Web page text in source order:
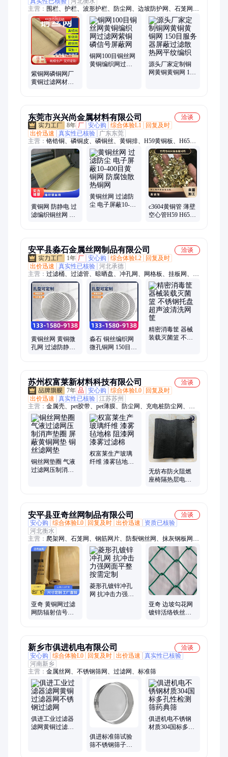
主营： 围栏、护栏、波形护栏、防尘网、边坡防护网、石笼网、
隔离网、声屏障、钢格板、市政护栏
紫铜网磷铜网厂
黄铜过滤网材料1
铜网100目铜丝网
黄铜编织网过滤
源头厂家定制铜
网黄铜黄铜网 150
东莞市兴兴尚金属材料有限公司
洽谈
8年 厂 安心购 综合体验L1
回复及时
出价迅速
真实性已核验
广东东莞
主营： 铬锆铜、磷铜皮、磷铜丝、黄铜排、H59黄铜板、H65黄
铜带、H65黄铜管、铍铜箔、紫铜带、铜合金材料、铝合金材
料、304不锈钢带、C1100紫铜板、铝青铜板、C18150铬锆铜
板、C5210磷铜板、锡青铜板、TA1纯钛板、T2紫铜板、洋白铜
带、301不锈钢板、316不锈钢带、无氧铜管、304不锈钢管、
1100纯铝带
黄铜网 防静电 过
滤编织铜丝网 超
黄铜丝网 过滤防
尘 电子屏蔽10-
c3604黄铜管 薄壁
空心管H59 H65毛
安平县淼石金属丝网制品有限公司
洽谈
1年 厂 安心购 综合体验L2
回复及时
出价迅速
真实性已核验 河北承德
主营： 过滤桶、过滤管、晾晒盘、冲孔网、网格板、挂板网、爬
架网、打孔网、方盘网、粉碎机、钢踏板、微波炉、穿孔板、筛
孔板、冲压板、防护罩、脚踏板、镂空板、防盗窗、滤水板、冲
孔板、天沟板、板定制、幕墙板、滤水管
黄铜丝网 黄铜微
孔网 过滤防静电
淼石 铜丝编织网
微孔铜网 150目黄
精密消毒筐 器械
装载灭菌篮 不锈
苏州权富莱新材料科技有限公司
洽谈
7年 品 安心购 综合体验L0
回复及时
出价迅速
真实性已核验 江苏苏州
主营： 金属壳、pet胶带、pet薄膜、防尘网、充电桩防尘网、机
柜防尘网、除尘器、无声撕、双面胶、高温胶带、碳筒、过滤
器、包装材料、自粘带、撕膜胶带、防静电胶带、板式过滤器、
V型活性炭过滤器
铜丝网垫圈 气液
过滤网压制消声
权富莱生产玻璃
纤维 漆雾毡地棉
无纺布防火阻燃
座椅隔热层电焊
安平县亚奇丝网制品有限公司
洽谈
安心购
综合体验L0 回复及时 出价迅速
资质已核验
河北衡水
主营： 爬架网、石笼网、钢筋网片、防裂钢丝网、抹灰钢板网、
重型钢板网、镀锌电焊网、地坪钢丝网片、工程钢丝网片、基坑
护栏网、钢笆片
亚奇 黄铜网过滤
网防辐射信号屏
菱形孔镀锌冲孔
网 抗冲击力强网
亚奇 边坡勾花网
镀锌活络铁丝网
新乡市俱进机电有限公司
洽谈
安心购
综合体验L0 回复及时 出价迅速
真实性已核验
河南新乡
主营： 金属丝网、不锈钢筛网、过滤网、标准筛
俱进工业过滤器
滤网黄铜过滤器
俱进标准筛试验
筛不锈钢筛子冲
俱进机电不锈钢
材质304国标多孔